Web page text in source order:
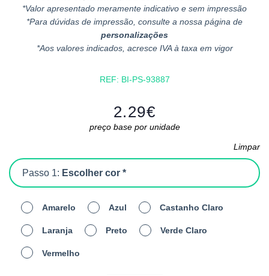
*Valor apresentado meramente indicativo e sem impressão
*Para dúvidas de impressão, consulte a nossa página de
personalizações
*Aos valores indicados, acresce IVA à taxa em vigor
REF: BI-PS-93887
2.29€
preço base por unidade
Passo 1: Escolher cor *
Amarelo Azul Castanho Claro
Laranja Preto Verde Claro
Vermelho
Limpar